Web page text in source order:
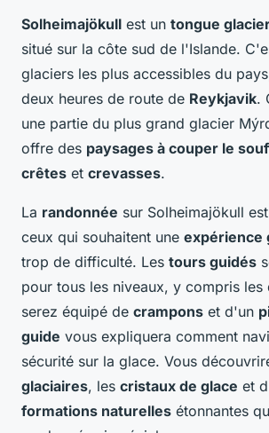
Solheimajökull est un tongue
situé sur la côte sud de l'Islande.
glaciers les plus accessibles du
deux heures de route de Reykjavik.
une partie du plus grand glacier
offre des paysages à couper le
crêtes et crevasses.
La randonnée sur Solheimajökull
ceux qui souhaitent une expérience
trop de difficulté. Les tours guidés
pour tous les niveaux, y compris les
serez équipé de crampons et d'un
guide vous expliquera comment
sécurité sur la glace. Vous
glaciaires, les cristaux de glace et
formations naturelles étonnantes